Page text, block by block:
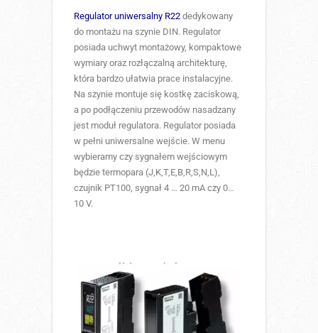
Regulator uniwersalny R22 dedykowany
do montażu na szynie DIN. Regulator
posiada uchwyt montażowy, kompaktowe
wymiary oraz rozłączalną architekturę,
która bardzo ułatwia prace instalacyjne.
Na szynie montuje się kostkę zaciskową,
a po podłączeniu przewodów nasadzany
jest moduł regulatora. Regulator posiada
w pełni uniwersalne wejście. W menu
wybieramy czy sygnałem wejściowym
będzie termopara (J,K,T,E,B,R,S,N,L),
czujnik PT100, sygnał 4 … 20 mA czy 0…
10 V.